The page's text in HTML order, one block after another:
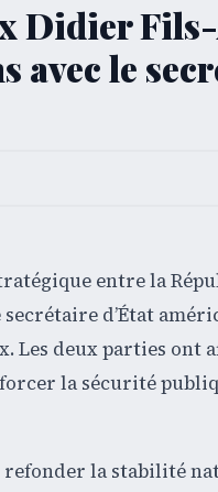
Didier
avec le
entre la
d’État
Les deux parties ont
la sécurité
la stabilité